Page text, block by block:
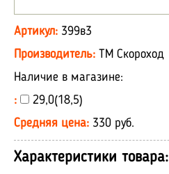
Артикул: 399в3
Производитель: ТМ Скороход
Наличие в магазине:
:
29,0(18,5)
Средняя цена: 330 руб.
Характеристики товара: